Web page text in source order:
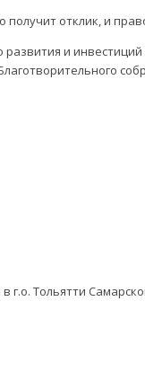
отклик, и
и
г.о. Тольятти